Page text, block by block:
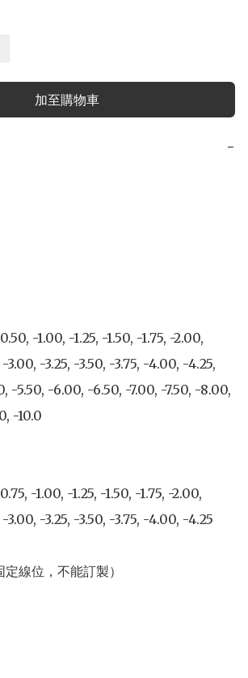
加至購物車
−
-1.00, -1.25, -1.50, -1.75, -2.00,
-3.00, -3.25, -3.50, -3.75, -4.00, -4.25,
-5.50, -6.00, -6.50, -7.00, -7.50, -8.00,
-10.0
-1.00, -1.25, -1.50, -1.75, -2.00,
-3.00, -3.25, -3.50, -3.75, -4.00, -4.25
線位，不能訂製）